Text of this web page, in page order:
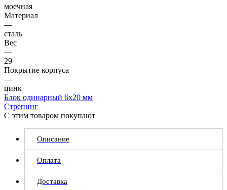
моечная
Материал
—
сталь
Вес
—
29
Покрытие корпуса
—
цинк
Блок одинарный 6х20 мм
Стрепинг
С этим товаром покупают
Описание
Оплата
Доставка